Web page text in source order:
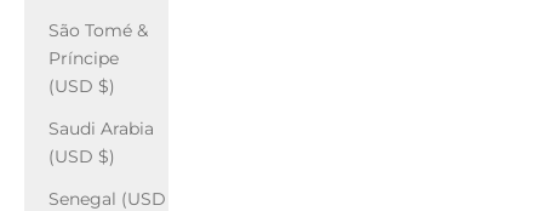
São Tomé &
Príncipe
(USD $)
Saudi Arabia
(USD $)
Senegal (USD